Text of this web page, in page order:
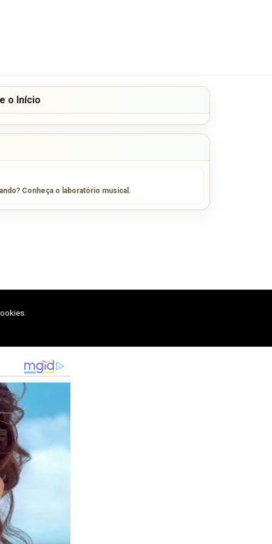
o Início
Conheça o laboratório musical.